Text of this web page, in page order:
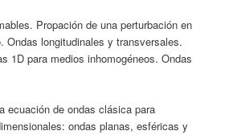
Propación de una perturbación en
Ondas longitudinales y transversales.
1D para medios inhomogéneos. Ondas
ecuación de ondas clásica para
ondas planas, esféricas y